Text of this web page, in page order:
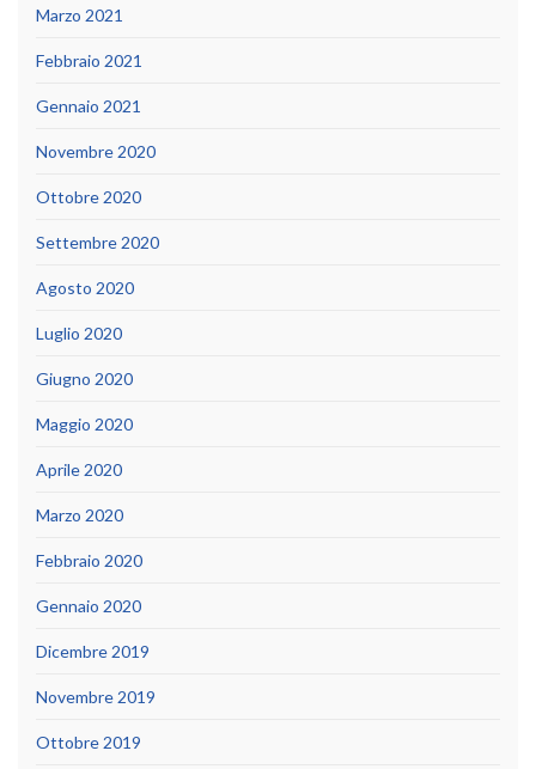
Marzo 2021
Febbraio 2021
Gennaio 2021
Novembre 2020
Ottobre 2020
Settembre 2020
Agosto 2020
Luglio 2020
Giugno 2020
Maggio 2020
Aprile 2020
Marzo 2020
Febbraio 2020
Gennaio 2020
Dicembre 2019
Novembre 2019
Ottobre 2019